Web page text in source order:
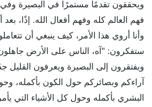
ويحققون تقدمًا مستمرًا في البصيرة
فهم العالم كله وفهم أفعال الله. إذًا،
وأنا أروي هذا الأمر، كيف ينبغي أن
ستفكرون: "آه، الناس على الأرض جاهلون
ويفتقرون إلى البصيرة ويعرفون القليل
آراءكم وبصائركم حول الكون بأكمله،
البشري بأكمله وحول كل الأشياء التي